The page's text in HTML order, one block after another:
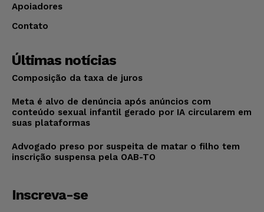
Apoiadores
Contato
Últimas notícias
Composição da taxa de juros
Meta é alvo de denúncia após anúncios com
conteúdo sexual infantil gerado por IA circularem em
suas plataformas
Advogado preso por suspeita de matar o filho tem
inscrição suspensa pela OAB-TO
Inscreva-se